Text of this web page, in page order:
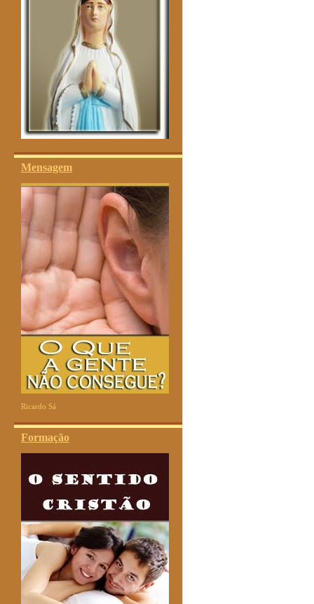
Mensagem
Ricardo Sá
Formação